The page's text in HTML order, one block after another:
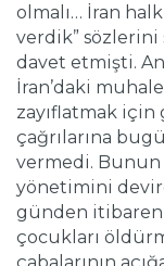
olmalı… İran
verdik” sözlerini
davet etmişti.
İran’daki
zayıflatmak için
çağrılarına
vermedi.
yönetimini
günden itibaren
çocukları